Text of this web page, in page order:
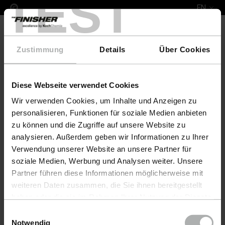
TEST
Zustimmung Details Über Cookies
Diese Webseite verwendet Cookies
Wir verwenden Cookies, um Inhalte und Anzeigen zu
personalisieren, Funktionen für soziale Medien anbieten
zu können und die Zugriffe auf unsere Website zu
analysieren. Außerdem geben wir Informationen zu Ihrer
Verwendung unserer Website an unsere Partner für
soziale Medien, Werbung und Analysen weiter. Unsere
Partner führen diese Informationen möglicherweise mit
weiteren Daten zusammen, die Sie ihnen bereitgestellt
Einstellungen zu den Cookies finden Sie unter
Notwendig
EN
COLOURLOCK Leather Fresh Colour & Protect Set